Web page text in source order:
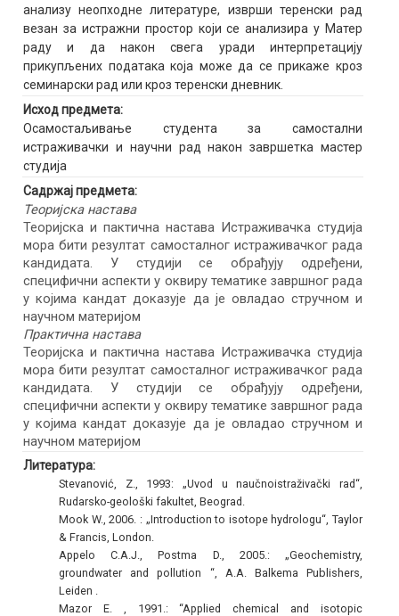
анализу неопходне литературе, изврши теренски рад
везан за истражни простор који се анализира у Матер
раду и да након свега уради интерпретацију
прикупљених података која може да се прикаже кроз
семинарски рад или кроз теренски дневник.
Исход предмета:
Осамостаљивање студента за самостални
истраживачки и научни рад након завршетка мастер
студија
Садржај предмета:
Теоријска настава
Теоријска и пактична настава Истраживачка студија
мора бити резултат самосталног истраживачког рада
кандидата. У студији се обрађују одређени,
специфични аспекти у оквиру тематике завршног рада
у којима кандат доказује да је овладао стручном и
научном материјом
Практична настава
Теоријска и пактична настава Истраживачка студија
мора бити резултат самосталног истраживачког рада
кандидата. У студији се обрађују одређени,
специфични аспекти у оквиру тематике завршног рада
у којима кандат доказује да је овладао стручном и
научном материјом
Литература:
Stevanović, Z., 1993: „Uvod u naučnoistraživački rad“,
Rudarsko-geološki fakultet, Beograd.
Mook W., 2006. : „Introduction to isotope hydrologu“, Taylor
& Francis, London.
Appelo C.A.J., Postma D., 2005.: „Geochemistry,
groundwater and pollution “, A.A. Balkema Publishers,
Leiden .
Mazor E. , 1991.: “Applied chemical and isotopic